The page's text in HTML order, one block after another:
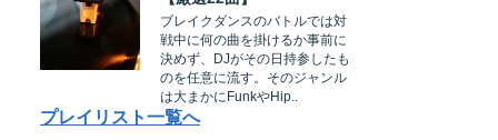
ブレイクダンスのバトルでは対
戦中に何の曲を掛けるか事前に
決めず、DJがその日持参したも
のを任意に流す。そのジャンル
は大まかにFunkやHip..
プレイリスト一覧へ